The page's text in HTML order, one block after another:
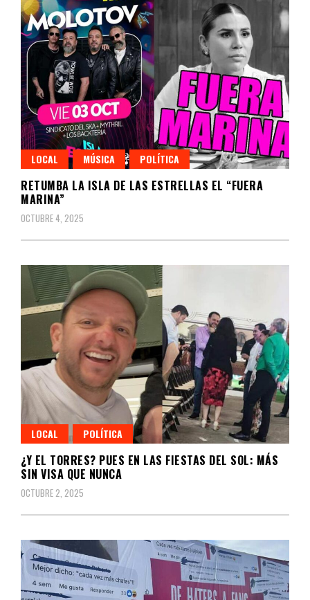
LOCAL MÚSICA POLÍTICA
RETUMBA LA ISLA DE LAS ESTRELLAS EL “FUERA
MARINA”
OCTUBRE 4, 2025
LOCAL POLÍTICA
¿Y EL TORRES? PUES EN LAS FIESTAS DEL SOL: MÁS
SIN VISA QUE NUNCA
OCTUBRE 2, 2025